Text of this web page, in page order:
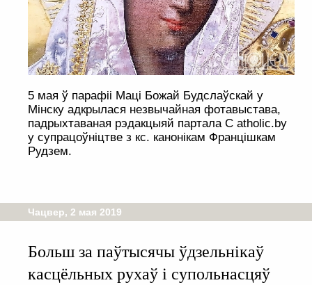
5 мая ў парафіі Маці Божай Будслаўскай у
Мінску адкрылася незвычайная фотавыстава,
падрыхтаваная рэдакцыяй партала C atholic.by
у супрацоўніцтве з кс. канонікам Францішкам
Рудзем.
Чацвер, 2 мая 2019
Больш за паўтысячы ўдзельнікаў
касцёльных рухаў і супольнасцяў